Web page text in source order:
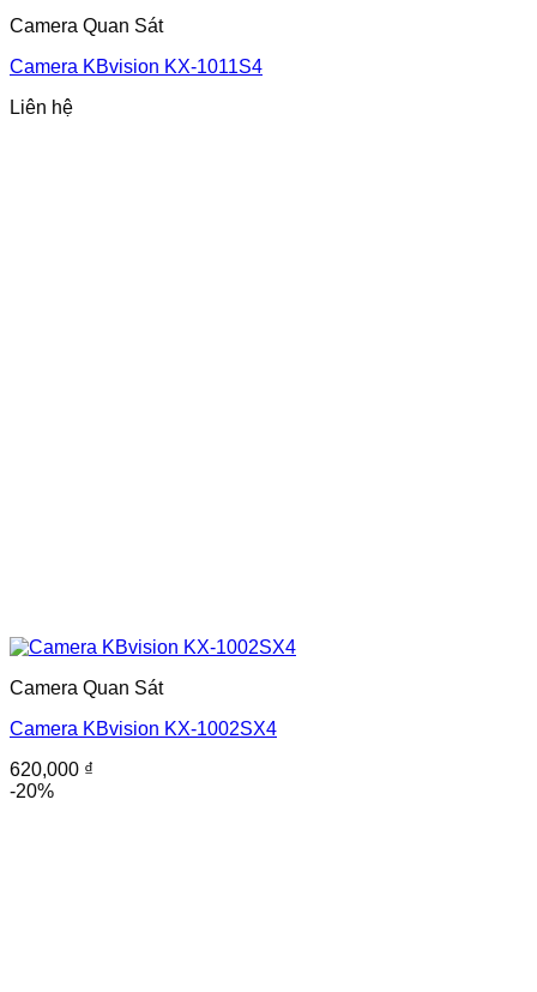
Camera Quan Sát
Camera KBvision KX-1011S4
Liên hệ
Camera Quan Sát
Camera KBvision KX-1002SX4
620,000 ₫
-20%